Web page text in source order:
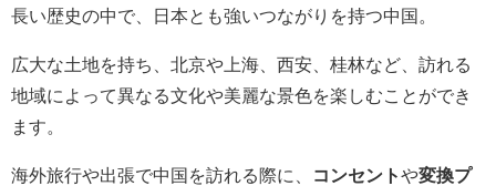
長い歴史の中で、日本とも強いつながりを持つ中国。
広大な土地を持ち、北京や上海、西安、桂林など、訪れる
地域によって異なる文化や美麗な景色を楽しむことができ
ます。
海外旅行や出張で中国を訪れる際に、 コンセントや変換プ